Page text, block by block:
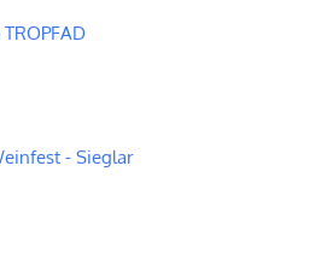
- Sieglar